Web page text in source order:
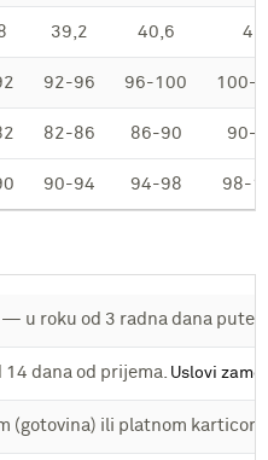
39,2 40,6 42
92-96 96-100 100-
82-86 86-90 90-
90-94 94-98 98-
— u roku od 3 radna dana
14 dana od prijema. Uslovi
(gotovina) ili platnom